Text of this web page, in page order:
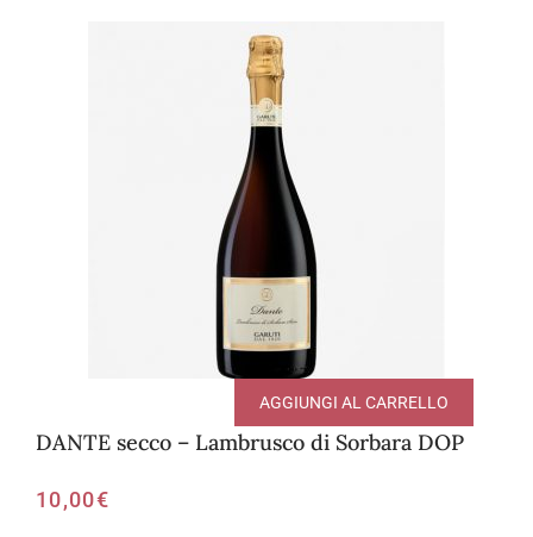
DANTE secco – Lambrusco di Sorbara DOP
10,00€
AGGIUNGI AL CARRELLO